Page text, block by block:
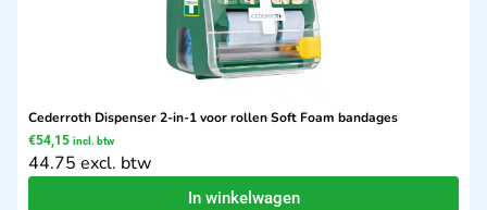
Cederroth Dispenser 2-in-1 voor rollen Soft Foam bandages
€54,15 incl. btw
44.75 excl. btw
In winkelwagen